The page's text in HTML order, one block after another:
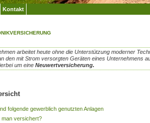
Kontakt
arbeitet heute ohne die Unterstützung moderner
den mit Strom versorgten Geräten eines Unternehmens
um eine Neuwertversicherung.
folgende gewerblich genutzten Anlagen
man versichert?